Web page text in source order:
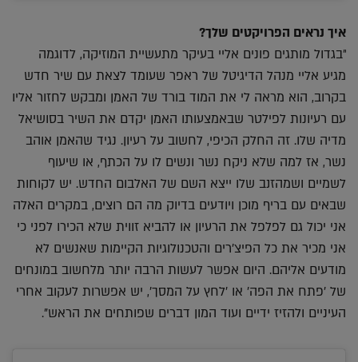
איך נראים הפרויקטים שלך?
"בגדול מותגים פונים אליי בעיקר מתעשיית המוזיקה, לדוגמה
מגיע אליי מנהל הדיגיטל של ראפר שעומד לצאת עם שיר חדש
בקרוב, הוא מראה לי את המוד בורד של האמן ומבקש לחזור אליו
עם רעיונות לפילטר שבאמצעותו האמן יקדם את השיר בסושיאל
מדיה שלו. זה החלק הכיפי, לחשוב על רעיון. נגיד שהאמן אוהב
נשר, אז למה שלא ניקח נשר ונשים לו על הכתף, או שיעוף
לשמיים ושמהזנב שלו ייצא השם של האלבום החדש. יש לקוחות
שבאים עם בריף מוכן ויודעים בדיוק מה הם רוצים, במקרים האלה
אני יכול גם לפלפל את הרעיון או להביא זווית שלא הכירו לפני כי
אני מכיר את כל הפיצ'רים והטכנולוגיות הקיימות שאנשים לא
מודעים אליהם. היום אפשר לעשות הרבה יותר מלחשוב במונחים
של 'פתח את הפה' או 'לחץ על המסך', יש אפשרות לעקוב אחרי
העיניים ולהזיז ידיים ועוד המון דברים שפותחים את הראש".